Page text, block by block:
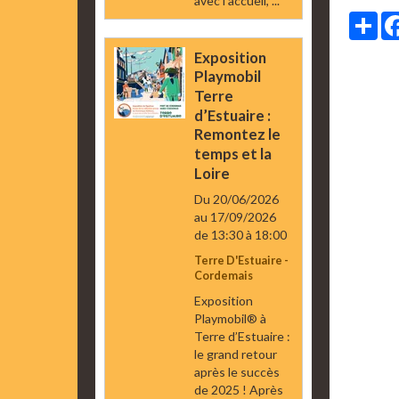
Exposition
Playmobil
Terre
d’Estuaire :
Remontez le
temps et la
Loire
Du 20/06/2026
au 17/09/2026
de 13:30à 18:00
Terre D'Estuaire -
Cordemais
Exposition
Playmobil® à
Terre d’Estuaire :
le grand retour
après le succès
de 2025 ! Après